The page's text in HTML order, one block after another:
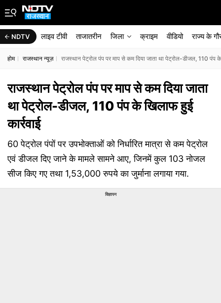
NDTV लाइव टीवी ताजातरीन जिला क्राइम वीडियो राज्‍य के
होम राजस्थान न्यूज़ राजस्थान पेट्रोल पंप पर माप से कम दिया जाता था पेट्रोल-डीजल, 110 पंप के
राजस्थान पेट्रोल पंप पर माप से कम दिया जाता
था पेट्रोल-डीजल, 110 पंप के खिलाफ हुई
कार्रवाई
60 पेट्रोल पंपों पर उपभोक्ताओं को निर्धारित मात्रा से कम पेट्रोल
एवं डीजल दिए जाने के मामले सामने आए, जिनमें कुल 103 नोजल
सीज किए गए तथा 1,53,000 रुपये का जुर्माना लगाया गया.
विज्ञापन